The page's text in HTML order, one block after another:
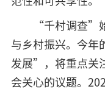
“千村调查”
与乡村振兴。今年
发展”，将重点关
会关心的议题。